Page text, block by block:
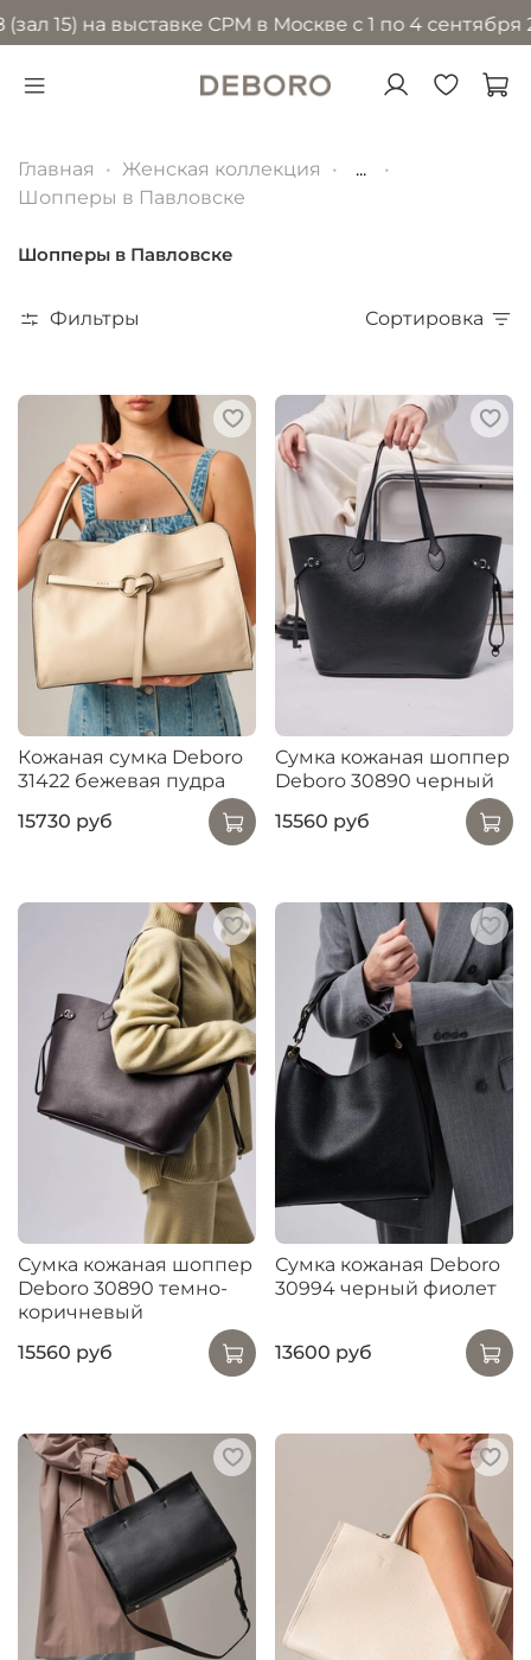
на выставке CPM в Москве с 1 по 4 сентября 2026
Главная Женская коллекция
...
Шопперы в Павловске
Шопперы в Павловске
Фильтры Сортировка
Кожаная сумка Deboro
31422 бежевая пудра
15730 руб
Сумка кожаная шоппер
Deboro 30890 черный
15560 руб
Сумка кожаная шоппер
Deboro 30890 темно-
коричневый
15560 руб
Сумка кожаная Deboro
30994 черный фиолет
13600 руб